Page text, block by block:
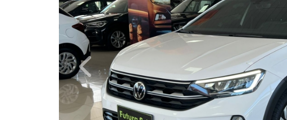
Previous